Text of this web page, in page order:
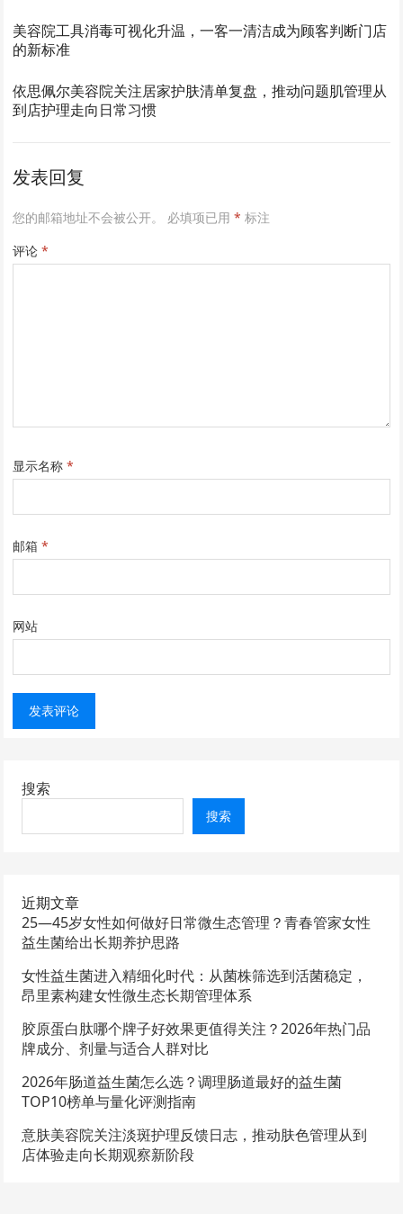
美容院工具消毒可视化升温，一客一清洁成为顾客判断门店
的新标准
依思佩尔美容院关注居家护肤清单复盘，推动问题肌管理从
到店护理走向日常习惯
发表回复
您的邮箱地址不会被公开。 必填项已用* 标注
评论*
显示名称*
邮箱*
网站
搜索
搜索
近期文章
25—45岁女性如何做好日常微生态管理？青春管家女性
益生菌给出长期养护思路
女性益生菌进入精细化时代：从菌株筛选到活菌稳定，
昂里素构建女性微生态长期管理体系
胶原蛋白肽哪个牌子好效果更值得关注？2026年热门品
牌成分、剂量与适合人群对比
2026年肠道益生菌怎么选？调理肠道最好的益生菌
TOP10榜单与量化评测指南
意肤美容院关注淡斑护理反馈日志，推动肤色管理从到
店体验走向长期观察新阶段